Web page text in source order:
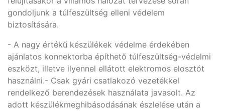
gondoljunk a túlfeszültség elleni védelem
biztosítására.
- A nagy értékű készülékek védelme érdekében
ajánlatos konnektorba építhető túlfeszültség-védelmi
eszközt, illetve ilyennel ellátott elektromos elosztót
használni.- Csak gyári csatlakozó vezetékkel
rendelkező berendezések használata javasolt. Az
adott készülékmeghibásodásának észlelése után a